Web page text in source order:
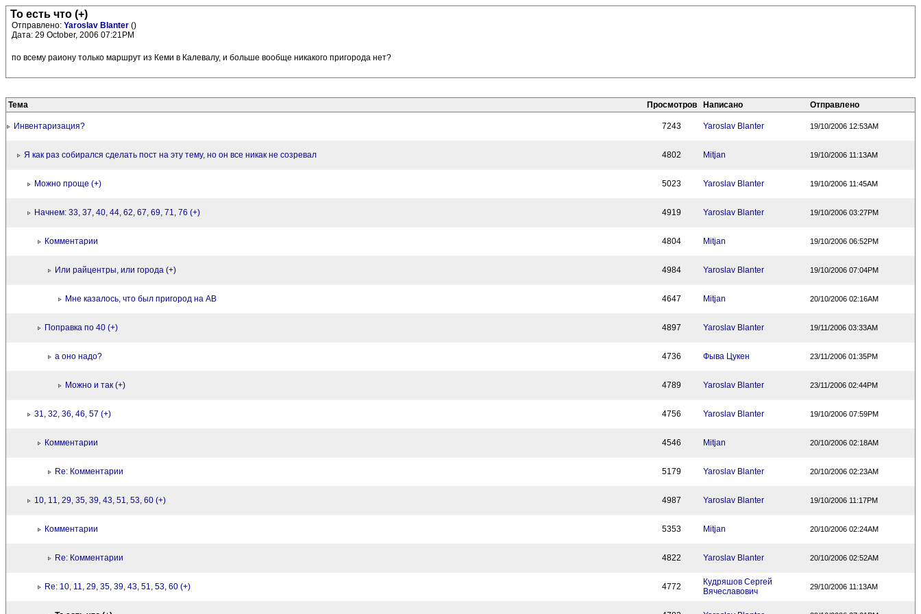
То есть что (+)
Отправлено: Yaroslav Blanter ()
Дата: 29 October, 2006 07:21PM
по всему раиону только маршрут из Кеми в Калевалу, и больше вообще никакого пригорода нет?
Тема Просмотров Написано Отправлено
Инвентаризация? 7243 Yaroslav Blanter 19/10/2006 12:53AM
Я как раз собирался сделать пост на эту тему, но он все никак не созревал 4802 Mitjan 19/10/2006 11:13AM
Можно проще (+) 5023 Yaroslav Blanter 19/10/2006 11:45AM
Начнем: 33, 37, 40, 44, 62, 67, 69, 71, 76 (+) 4919 Yaroslav Blanter 19/10/2006 03:27PM
Комментарии 4804 Mitjan 19/10/2006 06:52PM
Или райцентры, или города (+) 4984 Yaroslav Blanter 19/10/2006 07:04PM
Мне казалось, что был пригород на АВ 4647 Mitjan 20/10/2006 02:16AM
Поправка по 40 (+) 4897 Yaroslav Blanter 19/11/2006 03:33AM
а оно надо? 4736 Фыва Цукен 23/11/2006 01:35PM
Можно и так (+) 4789 Yaroslav Blanter 23/11/2006 02:44PM
31, 32, 36, 46, 57 (+) 4756 Yaroslav Blanter 19/10/2006 07:59PM
Комментарии 4546 Mitjan 20/10/2006 02:18AM
Re: Комментарии 5179 Yaroslav Blanter 20/10/2006 02:23AM
10, 11, 29, 35, 39, 43, 51, 53, 60 (+) 4987 Yaroslav Blanter 19/10/2006 11:17PM
Комментарии 5353 Mitjan 20/10/2006 02:24AM
Re: Комментарии 4822 Yaroslav Blanter 20/10/2006 02:52AM
Re: 10, 11, 29, 35, 39, 43, 51, 53, 60 (+) 4772
Кудряшов Сергей
Вячеславович
29/10/2006 11:13AM